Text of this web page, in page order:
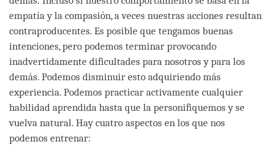
empatía y la compasión, a veces nuestras acciones resultan
contraproducentes. Es posible que tengamos buenas
intenciones, pero podemos terminar provocando
inadvertidamente dificultades para nosotros y para los
demás. Podemos disminuir esto adquiriendo más
experiencia. Podemos practicar activamente cualquier
habilidad aprendida hasta que la personifiquemos y se
vuelva natural. Hay cuatro aspectos en los que nos
podemos entrenar: